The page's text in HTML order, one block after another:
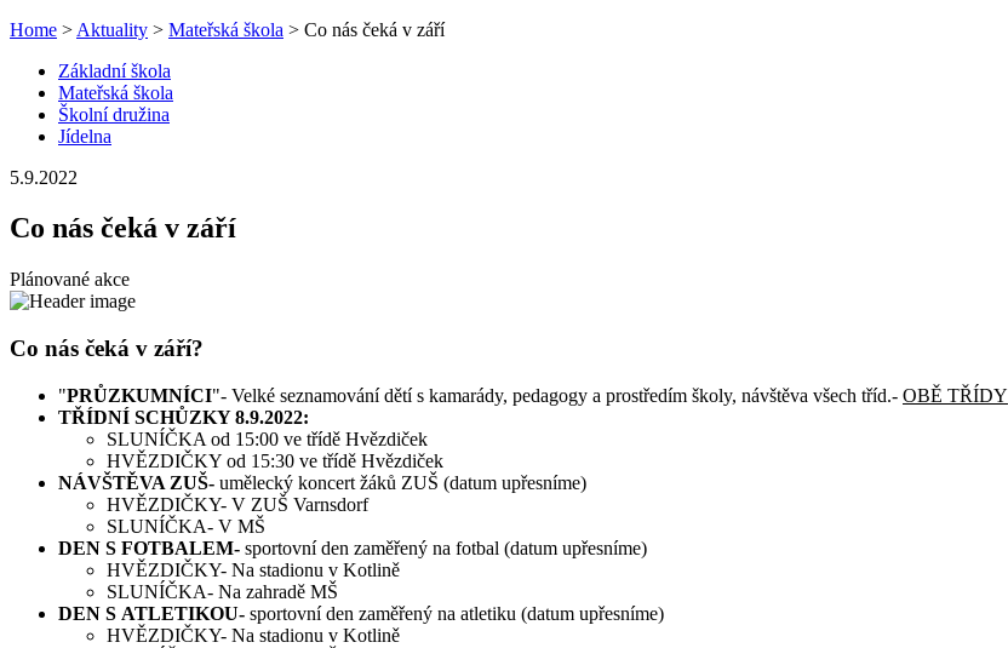
Home > Aktuality > Mateřská škola > Co nás čeká v září
Základní škola
Mateřská škola
Školní družina
Jídelna
5.9.2022
Co nás čeká v září
Plánované akce
Co nás čeká v září?
"PRŮZKUMNÍCI"- Velké seznamování dětí s kamarády, pedagogy a prostředím školy, návštěva všech tříd.- OBĚ TŘÍDY
​TŘÍDNÍ SCHŮZKY 8.9.2022:
SLUNÍČKA od 15:00 ve třídě Hvězdiček
HVĚZDIČKY od 15:30 ve třídě Hvězdiček
NÁVŠTĚVA ZUŠ- umělecký koncert žáků ZUŠ (datum upřesníme)
HVĚZDIČKY- V ZUŠ Varnsdorf
SLUNÍČKA- V MŠ
DEN S FOTBALEM- sportovní den zaměřený na fotbal (datum upřesníme)
HVĚZDIČKY- Na stadionu v Kotlině
SLUNÍČKA- Na zahradě MŠ
DEN S ATLETIKOU- sportovní den zaměřený na atletiku (datum upřesníme)
HVĚZDIČKY- Na stadionu v Kotlině